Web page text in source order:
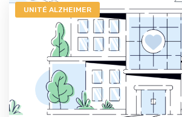
UNITÉ ALZHEIMER